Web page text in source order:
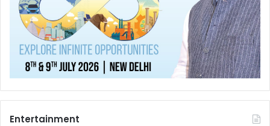
Entertainment